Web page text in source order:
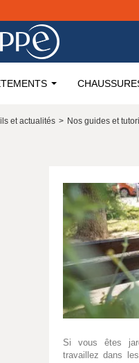
et actualités > Nos guides et
Si vous êtes
travaillez dans